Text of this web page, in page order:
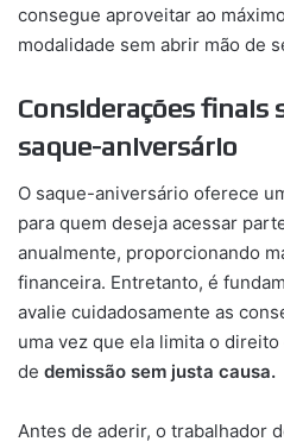
consegue aproveitar ao
modalidade sem abrir mão de
Considerações finais
saque-aniversário
O saque-aniversário oferece
para quem deseja acessar
anualmente, proporcionando
financeira. Entretanto, é
avalie cuidadosamente as
uma vez que ela limita o
de demissão sem justa causa.
Antes de aderir, o trabalhador